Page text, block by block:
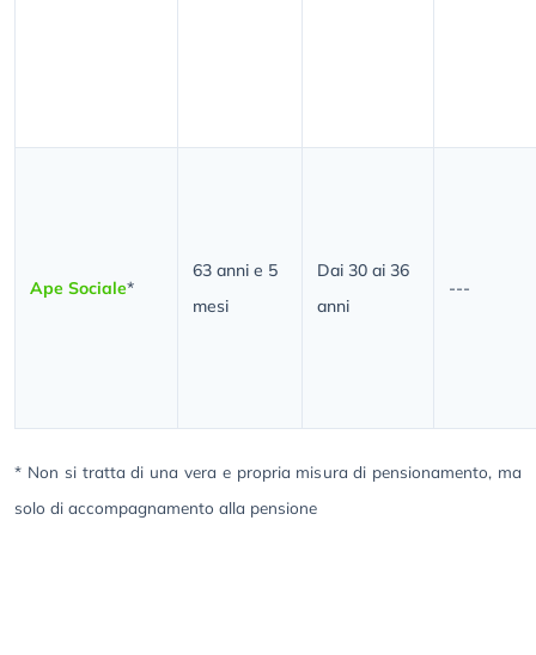
Ape Sociale*
63 anni e 5
mesi
Dai 30 ai 36
anni
---
* Non si tratta di una vera e propria misura di pensionamento, ma
solo di accompagnamento alla pensione